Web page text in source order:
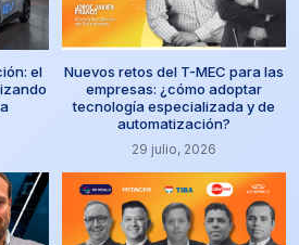
el
Nuevos retos del T-MEC para las
empresas: ¿cómo adoptar
tecnología especializada y de
automatización?
29 julio, 2026